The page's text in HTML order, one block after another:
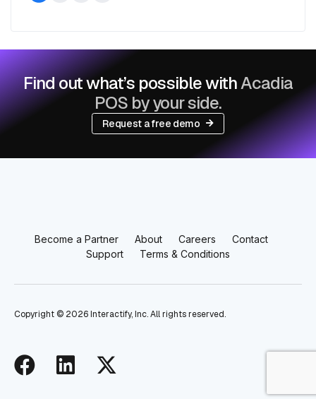
Find out what’s possible withAcadia
POS by your side.
Request a free demo
Become a Partner About Careers
Contact
Support
Terms & Conditions
Copyright © 2026Interactify, Inc. All rights reserved.